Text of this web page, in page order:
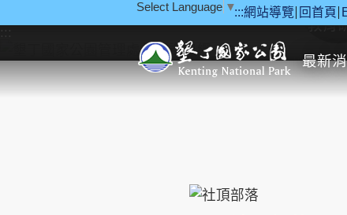
:::網站導覽 回首頁
Select Language ▼
最新
::: 教育